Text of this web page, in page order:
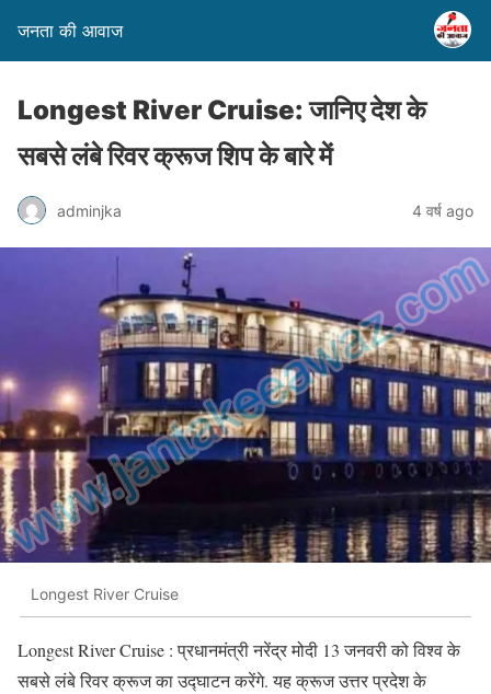
जनता की आवाज
Longest River Cruise: जानिए देश के
सबसे लंबे रिवर क्रूज शिप के बारे में
adminjka 4 वर्ष ago
Longest River Cruise
Longest River Cruise : प्रधानमंत्री नरेंद्र मोदी 13 जनवरी को विश्व के
सबसे लंबे रिवर क्रूज का उद्घाटन करेंगे. यह क्रूज उत्तर प्रदेश के